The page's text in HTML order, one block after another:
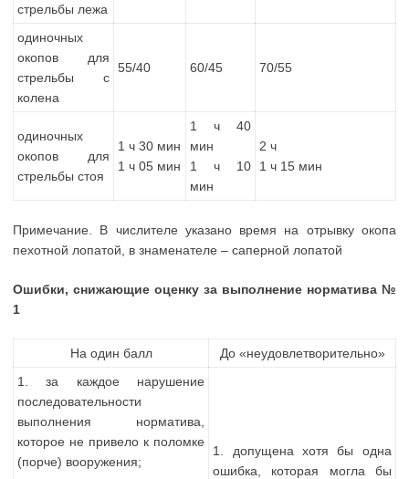
стрельбы лежа
одиночных
окопов для
стрельбы с
колена
55/40 60/45 70/55
одиночных
окопов для
стрельбы стоя
1 ч 30 мин
1 ч 05 мин
1 ч 40
мин
1 ч 10
мин
2 ч
1 ч 15 мин
Примечание. В числителе указано время на отрывку окопа
пехотной лопатой, в знаменателе – саперной лопатой
Ошибки, снижающие оценку за выполнение норматива №
1
На один балл
До «неудовлетворительно»
1. за каждое нарушение
последовательности
выполнения норматива,
которое не привело к поломке
(порче) вооружения;
1. допущена хотя бы одна
ошибка, которая могла бы